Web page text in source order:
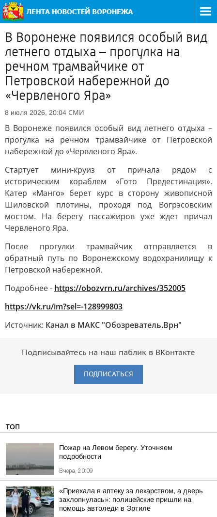
В Воронеже появился особый вид
летнего отдыха – прогулка на
речном трамвайчике от
Петровской набережной до
«Червленого Яра»
8 июля 2026, 20:04 СМИ
В Воронеже появился особый вид летнего отдыха –
прогулка на речном трамвайчике от Петровской
набережной до «Червленого Яра».
Стартует мини-круиз от причала рядом с
историческим кораблем «Гото Предестинация».
Катер «Манго» берет курс в сторону живописной
Шиловской плотины, проходя под Вогрэсовским
мостом. На берегу пассажиров уже ждет причал
Червленого Яра.
После прогулки трамвайчик отправляется в
обратный путь по Воронежскому водохранилищу к
Петровской набережной.
Подробнее - https://obozvrn.ru/archives/352005
https://vk.ru/im?sel=-128999803
Источник: Канал в МАКС "Обозреватель.Врн"
Подписывайтесь на наш паблик в ВКонтакте
ПОДПИСАТЬСЯ
ТОП
Пожар на Левом берегу. Уточняем
подробности
Вчера, 20:09
«Приехала в аптеку за лекарством, а дверь
захлопнулась»: полицейские пришли на
помощь автоледи в Эртиле